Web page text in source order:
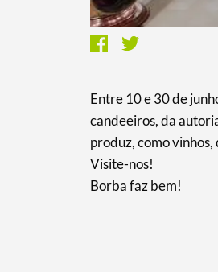
Entre 10 e 30 de
candeeiros, da
produz, como
Visite-nos!
Borba faz bem!​